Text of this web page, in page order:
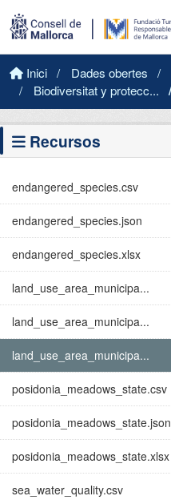
Inici Dades obertes
Biodiversitat y protecc...
Recursos
endangered_species.csv
endangered_species.json
endangered_species.xlsx
land_use_area_municipa...
land_use_area_municipa...
land_use_area_municipa...
posidonia_meadows_state.csv
posidonia_meadows_state.json
posidonia_meadows_state.xlsx
sea_water_quality.csv